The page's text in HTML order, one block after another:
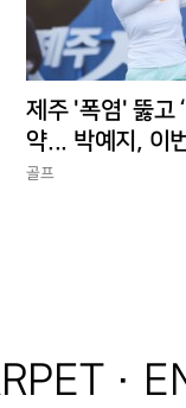
제주 '폭염' 뚫고
약... 박예지, 이
골프
·